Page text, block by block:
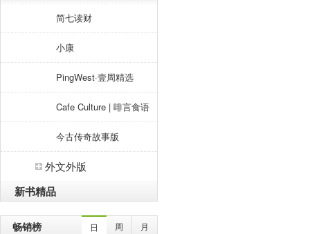
简七读财
小康
PingWest·壹周精选
Cafe Culture | 啡言食语
今古传奇故事版
外文外版
新书精品
畅销榜 日 周 月